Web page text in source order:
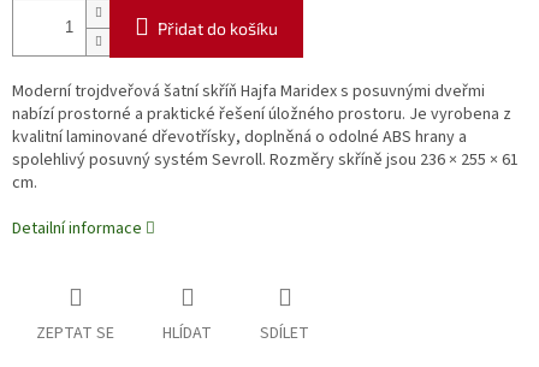
Přidat do košíku
Moderní trojdveřová šatní skříň Hajfa Maridex s posuvnými dveřmi
nabízí prostorné a praktické řešení úložného prostoru. Je vyrobena z
kvalitní laminované dřevotřísky, doplněná o odolné ABS hrany a
spolehlivý posuvný systém Sevroll. Rozměry skříně jsou 236 × 255 × 61
cm.
Detailní informace
ZEPTAT SE HLÍDAT SDÍLET